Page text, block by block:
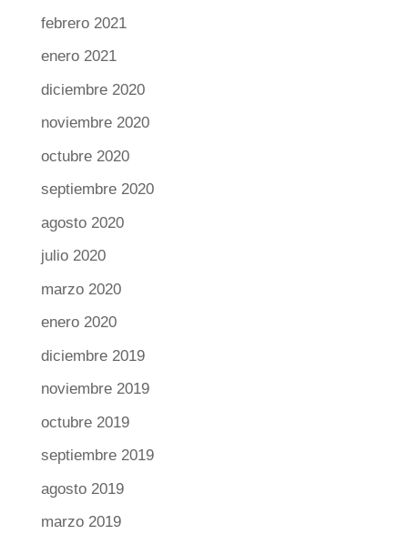
febrero 2021
enero 2021
diciembre 2020
noviembre 2020
octubre 2020
septiembre 2020
agosto 2020
julio 2020
marzo 2020
enero 2020
diciembre 2019
noviembre 2019
octubre 2019
septiembre 2019
agosto 2019
marzo 2019